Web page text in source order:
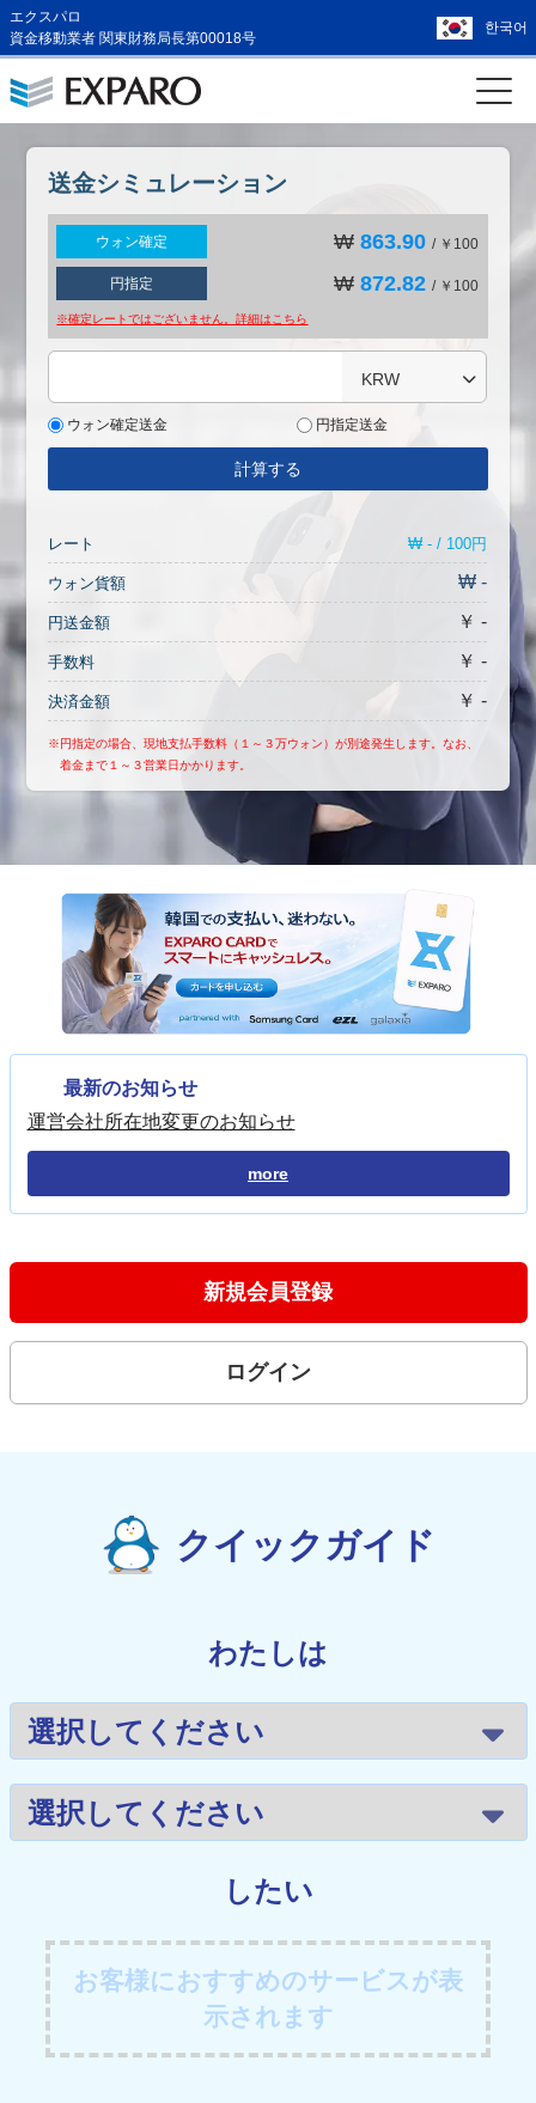
エクスパロ
資金移動業者 関東財務局長第00018号
한국어
送金シミュレーション
ウォン確定 ₩863.90 / ￥100
円指定 ₩872.82 / ￥100
※確定レートではございません。詳細は こちら
KRW
ウォン確定送金 円指定送金
計算する
レート ₩ - / 100円
ウォン貨額 ₩ -
円送金額 ￥ -
手数料 ￥ -
決済金額 ￥ -
※円指定の場合、現地支払手数料（１～３万ウォン）が別途発生します。なお、
着金まで１～３営業日かかります。
最新のお知らせ
運営会社所在地変更のお知らせ
more
新規会員登録
ログイン
クイックガイド
わたしは
したい
お客様におすすめのサービスが表
示されます